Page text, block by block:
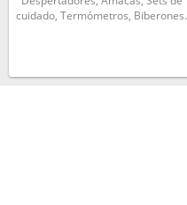
cuidado, Termómetros, Biberones.